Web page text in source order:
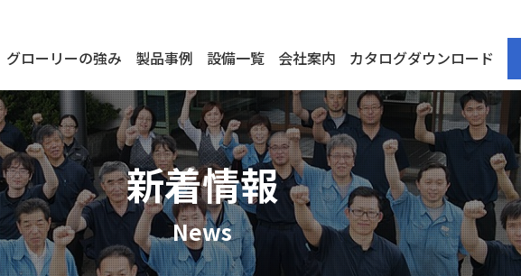
グローリーの強み 製品事例 設備一覧 会社案内 カタログダウンロード
新着情報
News